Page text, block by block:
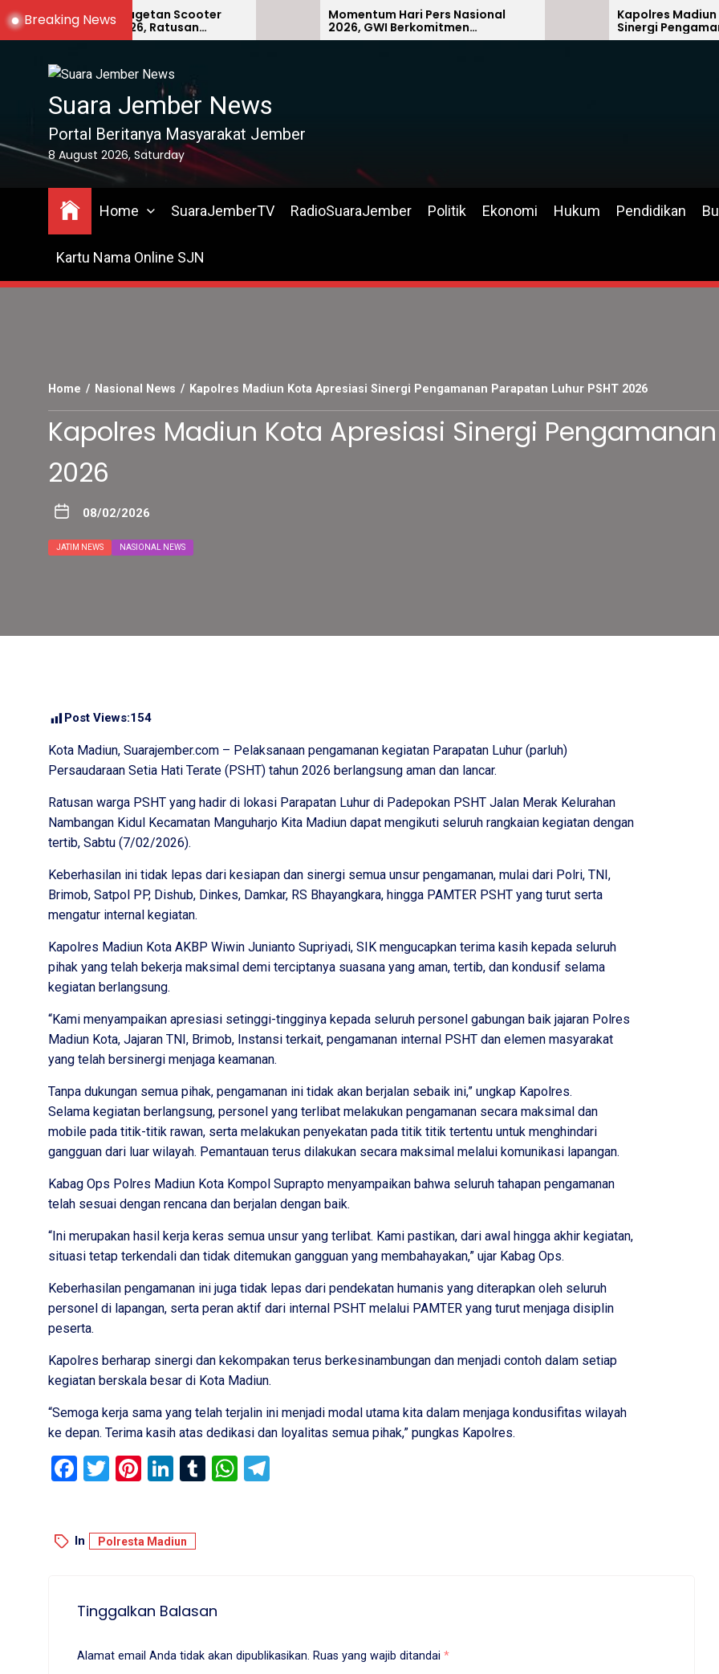
Skip
to
Breaking News
Magetan Scooter
2026, Ratusan
Padati GOR Ki Mageti
Momentum Hari Pers Nasional
Melahirkan Wartawan yang
Kapolres Madiun Kota
Sinergi Pengamanan
Luhur PSHT 2026
Suara Jember News
Portal Beritanya Masyarakat Jember
8 August 2026, Saturday
Home SuaraJemberTV RadioSuaraJember Politik Ekonomi Hukum Pendidikan
Kartu Nama Online SJN
Home Nasional News Kapolres Madiun Kota Apresiasi Sinergi Pengamanan Parapatan Luhur PSHT 2026
Kapolres Madiun Kota Apresiasi Sinergi
2026
08/02/2026
JATIM NEWS NASIONAL NEWS
Post Views:154
Kota Madiun, Suarajember.com – Pelaksanaan pengamanan kegiatan Parapatan Luhur (parluh)
Persaudaraan Setia Hati Terate (PSHT) tahun 2026 berlangsung aman dan lancar.
Ratusan warga PSHT yang hadir di lokasi Parapatan Luhur di Padepokan PSHT Jalan Merak Kelurahan
Nambangan Kidul Kecamatan Manguharjo Kita Madiun dapat mengikuti seluruh rangkaian kegiatan dengan
tertib, Sabtu (7/02/2026).
Keberhasilan ini tidak lepas dari kesiapan dan sinergi semua unsur pengamanan, mulai dari Polri, TNI,
Brimob, Satpol PP, Dishub, Dinkes, Damkar, RS Bhayangkara, hingga PAMTER PSHT yang turut serta
mengatur internal kegiatan.
Kapolres Madiun Kota AKBP Wiwin Junianto Supriyadi, SIK mengucapkan terima kasih kepada seluruh
pihak yang telah bekerja maksimal demi terciptanya suasana yang aman, tertib, dan kondusif selama
kegiatan berlangsung.
“Kami menyampaikan apresiasi setinggi-tingginya kepada seluruh personel gabungan baik jajaran Polres
Madiun Kota, Jajaran TNI, Brimob, Instansi terkait, pengamanan internal PSHT dan elemen masyarakat
yang telah bersinergi menjaga keamanan.
Tanpa dukungan semua pihak, pengamanan ini tidak akan berjalan sebaik ini,” ungkap Kapolres.
Selama kegiatan berlangsung, personel yang terlibat melakukan pengamanan secara maksimal dan
mobile pada titik-titik rawan, serta melakukan penyekatan pada titik titik tertentu untuk menghindari
gangguan dari luar wilayah. Pemantauan terus dilakukan secara maksimal melalui komunikasi lapangan.
Kabag Ops Polres Madiun Kota Kompol Suprapto menyampaikan bahwa seluruh tahapan pengamanan
telah sesuai dengan rencana dan berjalan dengan baik.
“Ini merupakan hasil kerja keras semua unsur yang terlibat. Kami pastikan, dari awal hingga akhir kegiatan,
situasi tetap terkendali dan tidak ditemukan gangguan yang membahayakan,” ujar Kabag Ops.
Keberhasilan pengamanan ini juga tidak lepas dari pendekatan humanis yang diterapkan oleh seluruh
personel di lapangan, serta peran aktif dari internal PSHT melalui PAMTER yang turut menjaga disiplin
peserta.
Kapolres berharap sinergi dan kekompakan terus berkesinambungan dan menjadi contoh dalam setiap
kegiatan berskala besar di Kota Madiun.
“Semoga kerja sama yang telah terjalin ini menjadi modal utama kita dalam menjaga kondusifitas wilayah
ke depan. Terima kasih atas dedikasi dan loyalitas semua pihak,” pungkas Kapolres.
Facebook
Twitter
Pinterest
LinkedIn
TumblrWhatsApp
In Polresta Madiun
Tinggalkan Balasan
Alamat email Anda tidak akan dipublikasikan. Ruas yang wajib ditandai *